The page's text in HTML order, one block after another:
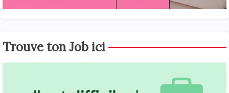
Trouve ton Job ici